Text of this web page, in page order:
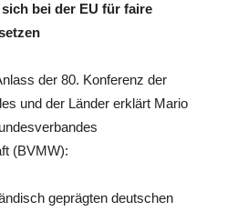
bei der EU für faire
der 80. Konferenz der
und der Länder erklärt Mario
(BVMW):
geprägten deutschen